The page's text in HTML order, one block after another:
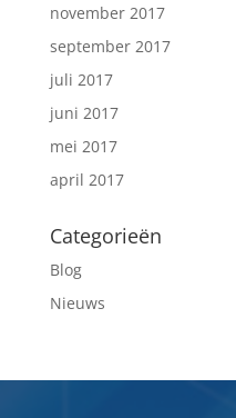
november 2017
september 2017
juli 2017
juni 2017
mei 2017
april 2017
Categorieën
Blog
Nieuws